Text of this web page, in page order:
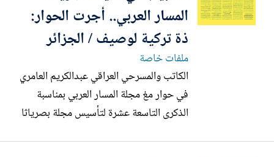
المسار العربي.. أجرت الحوار:
ذة تركية لوصيف / الجزائر
ملفات خاصة
الكاتب والمسرحي العراقي عبدالكريم العامري
في حوار مغ مجلة المسار العربي بمناسبة
الذكرى التاسعة عشرة لتأسيس مجلة بصرياثا